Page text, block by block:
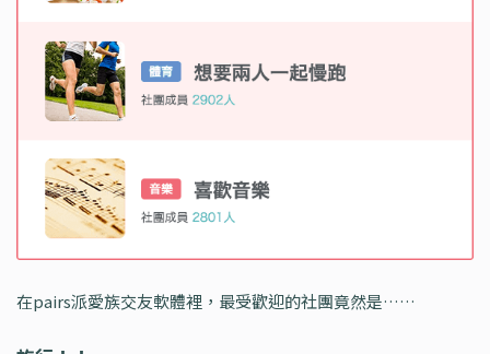
在pairs派愛族交友軟體裡，最受歡迎的社團竟然是……